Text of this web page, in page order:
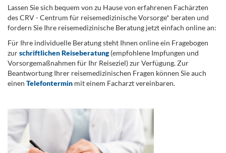
Lassen Sie sich bequem von zu Hause von erfahrenen Fachärzten
des CRV - Centrum für reisemedizinische Vorsorge* beraten und
fordern Sie Ihre reisemedizinische Beratung jetzt einfach online an:
Für Ihre individuelle Beratung steht Ihnen online ein Fragebogen
zurschriftlichen Reiseberatung(empfohlene Impfungen und
Vorsorgemaßnahmen für Ihr Reiseziel) zur Verfügung. Zur
Beantwortung Ihrer reisemedizinischen Fragen können Sie auch
einen Telefontermin mit einem Facharzt vereinbaren.